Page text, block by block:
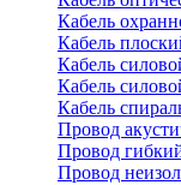
Кабель
Кабель
Кабель
Кабель
Кабель
Провод
Провод
Провод